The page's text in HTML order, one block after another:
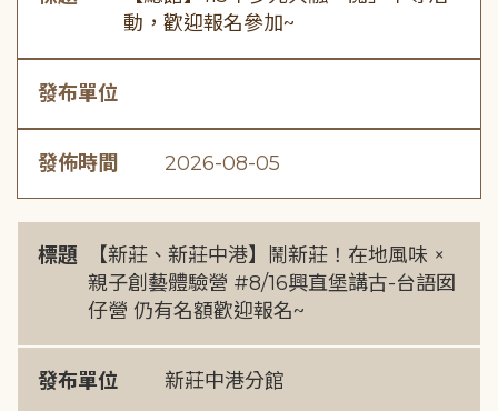
動，歡迎報名參加~
發布單位
發佈時間 2026-08-05
標題
【新莊、新莊中港】鬧新莊！在地風味 ×
親子創藝體驗營 #8/16興直堡講古-台語囡
仔營 仍有名額歡迎報名~
發布單位 新莊中港分館